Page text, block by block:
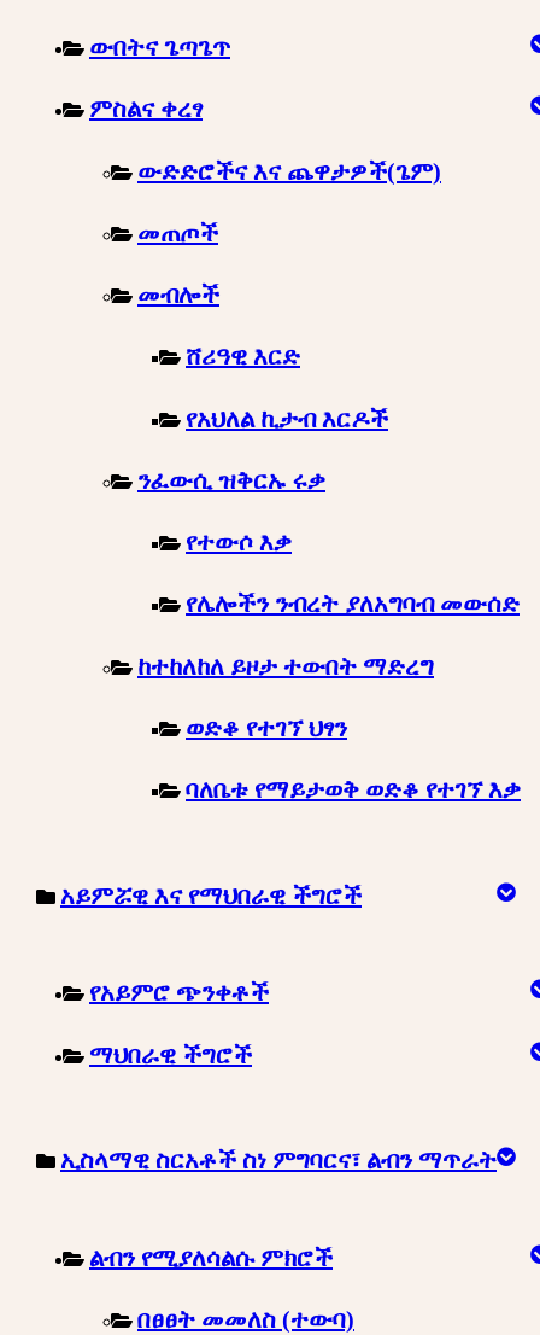
ውበትና ጌጣጌጥ
ምስልና ቀረፃ
ውድድሮችና እና ጨዋታዎች(ጌም)
መጠጦች
መብሎች
ሸሪዓዊ እርድ
የአህለል ኪታብ እርዶች
ንፈውሲ ዝቅርኡ ሩቃ
የተውሶ እቃ
የሌሎችን ንብረት ያለአግባብ መውሰድ
ከተከለከለ ይዞታ ተውበት ማድረግ
ወድቆ የተገኘ ህፃን
ባለቤቱ የማይታወቅ ወድቆ የተገኘ እቃ
አይምሯዊ እና የማህበራዊ ችግሮች
የአይምሮ ጭንቀቶች
ማህበራዊ ችግሮች
ኢስላማዊ ስርአቶች ስነ ምግባርና፣ ልብን ማጥራት
ልብን የሚያለሳልሱ ምክሮች
በፀፀት መመለስ (ተውባ)